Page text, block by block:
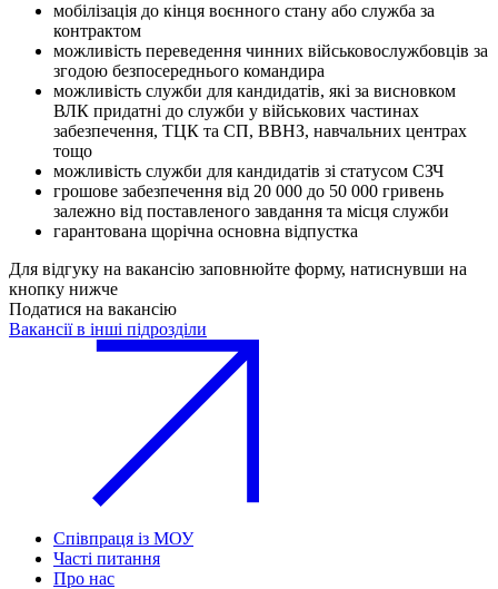
мобілізація до кінця воєнного стану або служба за
контрактом
можливість переведення чинних військовослужбовців за
згодою безпосереднього командира
можливість служби для кандидатів, які за висновком
ВЛК придатні до служби у військових частинах
забезпечення, ТЦК та СП, ВВНЗ, навчальних центрах
тощо
можливість служби для кандидатів зі статусом СЗЧ
грошове забезпечення від 20 000 до 50 000 гривень
залежно від поставленого завдання та місця служби
гарантована щорічна основна відпустка
Для відгуку на вакансію заповнюйте форму, натиснувши на
кнопку нижче
Податися на вакансію
Вакансії в інші підрозділи
Співпраця із МОУ
Часті питання
Про нас